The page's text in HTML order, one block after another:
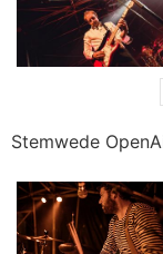
Stemwede